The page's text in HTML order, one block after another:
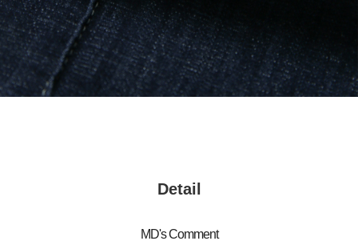
Detail
MD's Comment